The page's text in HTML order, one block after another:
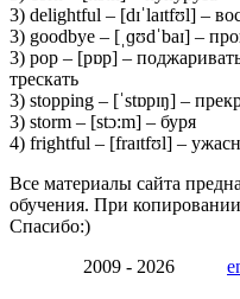
3) delightful – [dɪˈlaɪtfʊl] –
3) goodbye – [ˌɡʊdˈbaɪ] –
3) pop – [pɒp] –
трескать
3) stopping – [ˈstɒpɪŋ] –
3) storm – [stɔ:m] – буря
4) frightful – [fraɪtfʊl] –
Все материалы сайта
обучения. При
Спасибо:)
2009 - 2026